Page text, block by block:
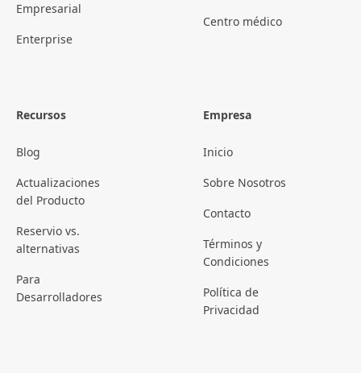
Empresarial
Enterprise
Centro médico
Recursos
Blog
Actualizaciones
del Producto
Reservio vs.
alternativas
Para
Desarrolladores
Empresa
Inicio
Sobre Nosotros
Contacto
Términos y
Condiciones
Política de
Privacidad